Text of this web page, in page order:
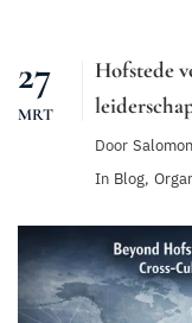
27
MRT
Hofstede
Door
In Blog,